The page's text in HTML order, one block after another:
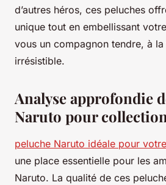
d’autres héros, ces peluches
unique tout en embellissant
vous un compagnon tendre, à
irrésistible.
Analyse approfondie
Naruto pour
peluche Naruto idéale pour
une place essentielle pour les
Naruto. La qualité de ces